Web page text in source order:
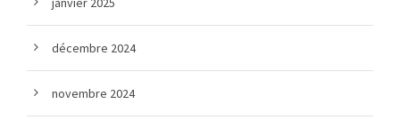
décembre 2024
novembre 2024